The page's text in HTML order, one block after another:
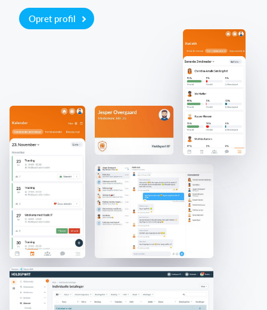
Opret profil